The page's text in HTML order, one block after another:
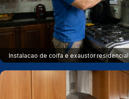
Instalacao de coifa e exaustor